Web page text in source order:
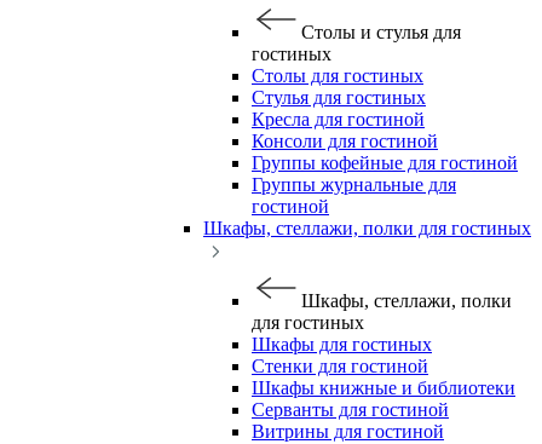
Столы и стулья для
гостиных
Столы для гостиных
Стулья для гостиных
Кресла для гостиной
Консоли для гостиной
Группы кофейные для гостиной
Группы журнальные для
гостиной
Шкафы, стеллажи, полки для гостиных
Шкафы, стеллажи, полки
для гостиных
Шкафы для гостиных
Стенки для гостиной
Шкафы книжные и библиотеки
Серванты для гостиной
Витрины для гостиной